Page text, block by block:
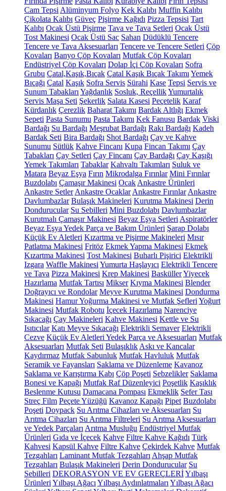
Cam Tepsi Alüminyum Folyo Kek Kalıbı Muffin Kalıbı
Çikolata Kalıbı Güveç Pişirme Kağıdı Pizza Tepsisi Tart
Kalıbı Ocak Üstü Pişirme Tava ve Tava Setleri Ocak Üstü
Tost Makinesi Ocak Üstü Sac Sahan Düdüklü Tencere
Tencere ve Tava Aksesuarları Tencere ve Tencere Setleri Çöp
Kovaları Banyo Çöp Kovaları Mutfak Çöp Kovaları
Endüstriyel Çöp Kovaları Dolap İçi Çöp Kovaları Sofra
Grubu Çatal,Kaşık,Bıçak Çatal Kaşık Bıçak Takımı Yemek
Bıçağı Çatal Kaşık Sofra Servis Sürahi Kase Tepsi Servis ve
Sunum Tabakları Yağdanlık Sosluk, ReçellikYumurtalık
Servis Maşa Seti Şekerlik Salata Kasesi Peçetelik Karaf
Kürdanlık Çerezlik Baharat Takımı Bardak Altlığı Ekmek
Sepeti Pasta Sunumu Pasta Takımı Kek Fanusu Bardak Viski
Bardağı Su Bardağı Meşrubat Bardağı Rakı Bardağı Kadeh
Bardak Seti Bira Bardağı Shot Bardağı Çay ve Kahve
Sunumu Sütlük Kahve Fincanı Kupa Fincan Takımı Çay
Tabakları Çay Setleri Çay Fincanı Çay Bardağı Çay Kaşığı
Yemek Takımları Tabaklar Kahvaltı Takımları Suluk ve
Matara Beyaz Eşya Fırın Mikrodalga Fırınlar Mini Fırınlar
Buzdolabı Çamaşır Makinesi Ocak Ankastre Ürünleri
Ankastre Setler Ankastre Ocaklar Ankastre Fırınlar Ankastre
Davlumbazlar Bulaşık Makineleri Kurutma Makinesi Derin
Dondurucular Su Sebilleri Mini Buzdolabı Davlumbazlar
Kurutmalı Çamaşır Makinesi Beyaz Eşya Setleri Aspiratörler
Beyaz Eşya Yedek Parça ve Bakım Ürünleri Şarap Dolabı
Küçük Ev Aletleri Kızartma ve Pişirme Makineleri Mısır
Patlatma Makinesi Fritöz Ekmek Yapma Makinesi Ekmek
Kızartma Makinesi Tost Makinesi Buharlı Pişirici Elektrikli
Izgara Waffle Makinesi Yumurta Haşlayıcı Elektrikli Tencere
ve Tava Pizza Makinesi Krep Makinesi BasküllerYiyecek
Hazırlama Mutfak Tartısı Mikser Kıyma Makinesi Blender
Doğrayıcı ve Rondolar Meyve Kurutma Makinesi Dondurma
Makinesi Hamur Yoğurma Makinesi ve Mutfak Şefleri Yoğurt
Makinesi Mutfak Robotu İçecek Hazırlama Narenciye
Sıkacağı Çay Makineleri Kahve Makinesi Kettle ve Su
Isıtıcılar Katı Meyve Sıkacağı Elektrikli Semaver Elektrikli
Cezve Küçük Ev Aletleri Yedek Parça ve Aksesuarları Mutfak
Aksesuarları Mutfak Seti Bulaşıklık Askı ve Kancalar
Kaydırmaz Mutfak Sabunluk Mutfak Havluluk Mutfak
Seramik ve Fayansları Saklama ve Düzenleme Kavanoz
Saklama ve Karıştırma Kabı Çöp Poşeti Sebzelikler Saklama
Bonesi ve Kapağı Mutfak Raf Düzenleyici Poşetlik Kaşıklık
Beslenme Kutusu Damacana Pompası Ekmeklik Sefer Tası
Streç Film Peçete Yüzüğü Kavanoz Kapağı Pipet Buzdolabı
Poşeti Doypack Su Arıtma Cihazları ve Aksesuarları Su
Arıtma Cihazları Su Arıtma Filtreleri Su Arıtma Aksesuarları
ve Yedek Parçaları Arıtma Musluğu Endüstriyel Mutfak
Ürünleri Gıda ve İçecek Kahve Filtre Kahve Kağıdı Türk
Kahvesi Kapsül Kahve Filtre Kahve Çekirdek Kahve Mutfak
Tezgahları Laminant Mutfak Tezgahları Ahşap Mutfak
Tezgahları Bulaşık Makineleri Derin Dondurucular Su
Sebilleri DEKORASYON VE EV GEREÇLERİYılbaşı
Ürünleri Yılbaşı Ağacı Yılbaşı Aydınlatmaları Yılbaşı Ağacı